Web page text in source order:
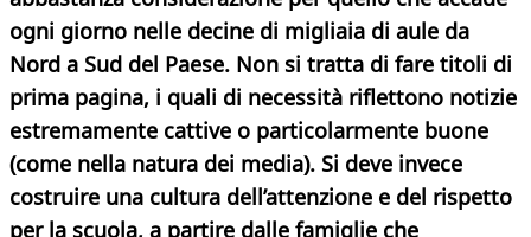
ogni giorno nelle decine di migliaia di aule da
Nord a Sud del Paese. Non si tratta di fare titoli di
prima pagina, i quali di necessità riflettono notizie
estremamente cattive o particolarmente buone
(come nella natura dei media). Si deve invece
costruire una cultura dell’attenzione e del rispetto
per la scuola, a partire dalle famiglie che